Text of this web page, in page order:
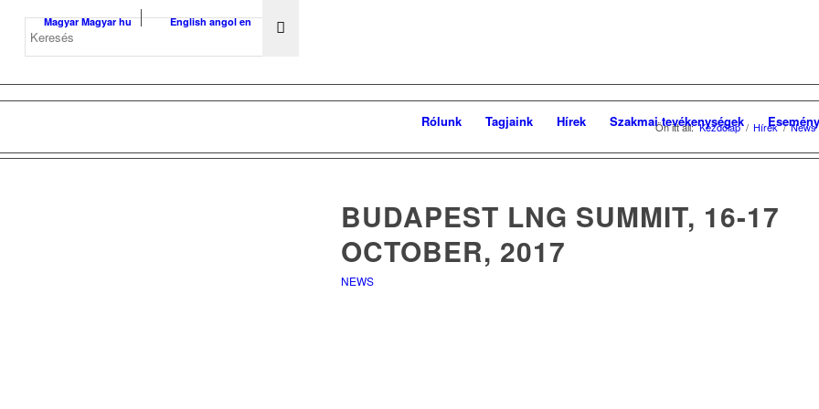
Magyar Magyar hu English angol en
Rólunk Tagjaink Hírek Szakmai tevékenységek
Ön itt áll: Kezdőlap / Hírek / News
BUDAPEST LNG SUMMIT, 16-17
OCTOBER, 2017
NEWS